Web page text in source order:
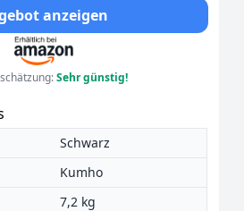
anzeigen
Sehr günstig!
Schwarz
Kumho
7,2 kg